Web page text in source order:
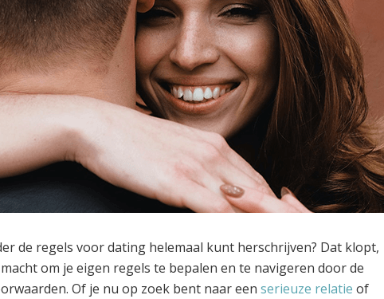
de regels voor dating helemaal kunt herschrijven? Dat klopt,
om je eigen regels te bepalen en te navigeren door de
Of je nu op zoek bent naar een serieuze relatie of